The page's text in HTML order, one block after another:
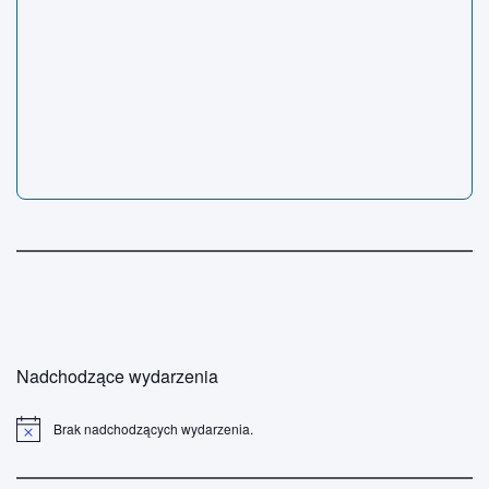
Nadchodzące wydarzenia
Brak nadchodzących wydarzenia.